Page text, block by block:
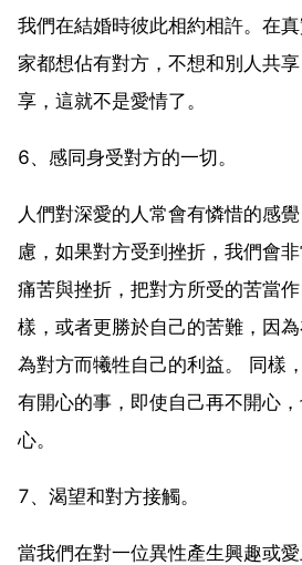
我們在結婚時彼此相約相許。在
家都想佔有對方，不想和別人共
享，這就不是愛情了。
6、感同身受對方的一切。
人們對深愛的人常會有憐惜的感
慮，如果對方受到挫折，我們會
痛苦與挫折，把對方所受的苦當
樣，或者更勝於自己的苦難，因
為對方而犧牲自己的利益。 同樣
有開心的事，即使自己再不開心
心。
7、渴望和對方接觸。
當我們在對一位異性產生興趣或